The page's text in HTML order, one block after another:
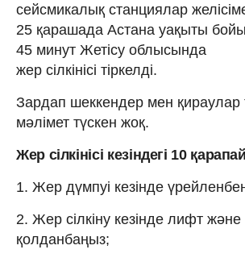
сейсмикалық станциялар
25 қарашада Астана уақыты
45 минут Жетісу облысында
жер сілкінісі тіркелді.
Зардап шеккендер мен қираулар
мәлімет түскен жоқ.
Жер сілкінісі кезіндегі 10
1. Жер дүмпуі кезінде
2. Жер сілкіну кезінде лифт
қолданбаңыз;